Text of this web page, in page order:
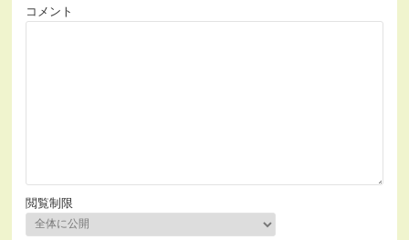
コメント
閲覧制限